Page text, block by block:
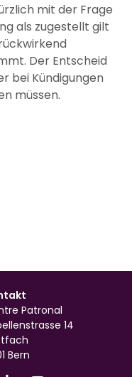
mit der Frage
als zugestellt gilt
Der Entscheid
bei Kündigungen
müssen.
Patronal
14
Bern